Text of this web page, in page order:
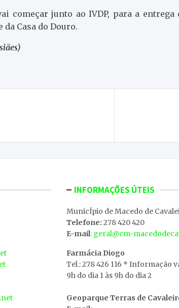
começar junto ao IVDP, para a
da Casa do Douro.
INFORMAÇÕES ÚTEIS
MunicÍpio de Macedo de
Telefone: 278 420 420
E-mail: geral@cm-
Farmácia Diogo
Tel.: 278 426 116 * Informação
9h do dia 1 às 9h do dia 2
Geoparque Terras de